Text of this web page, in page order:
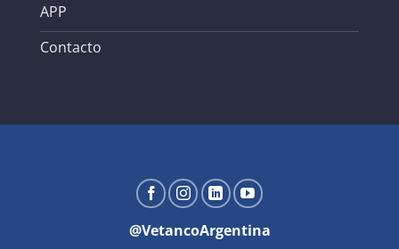
APP
Contacto
@VetancoArgentina